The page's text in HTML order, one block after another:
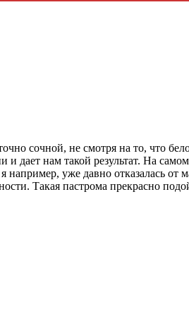
сочной, не смотря на то, что
дает нам такой результат. На
уже давно отказалась от
Такая пастрома прекрасно